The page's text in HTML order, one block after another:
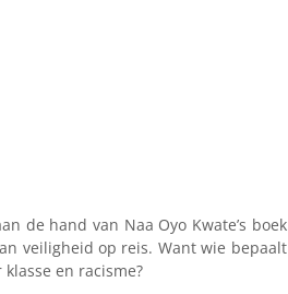
de hand van Naa Oyo Kwate’s boek
veiligheid op reis. Want wie bepaalt
en racisme?